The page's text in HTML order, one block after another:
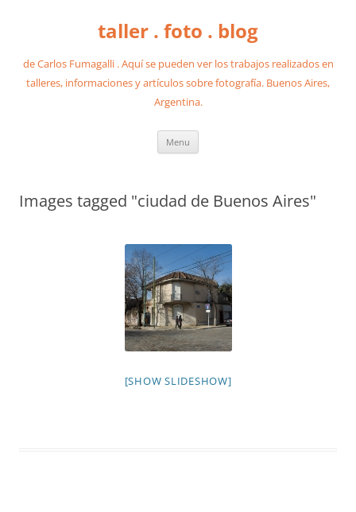
taller . foto . blog
de Carlos Fumagalli . Aquí se pueden ver los trabajos realizados en
talleres, informaciones y artículos sobre fotografía. Buenos Aires,
Argentina.
Menu
Images tagged "ciudad de Buenos Aires"
[SHOW SLIDESHOW]